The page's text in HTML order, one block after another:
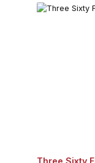
Three Sixty